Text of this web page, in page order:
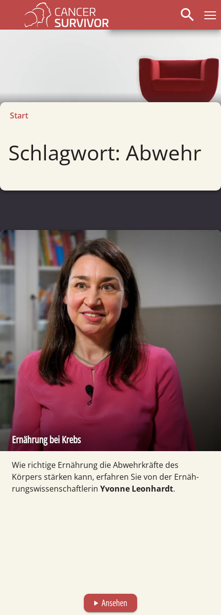
search
Start
Schlagwort: Abwehr
Ernährung bei Krebs
Wie richtige Ernäh­rung die Abwehr­kräfte des
Körpers stärken kann, erfahren Sie von der Ernäh­
rungs­wissen­schaftlerin Yvonne Leonhardt.
play_arrow Ansehen